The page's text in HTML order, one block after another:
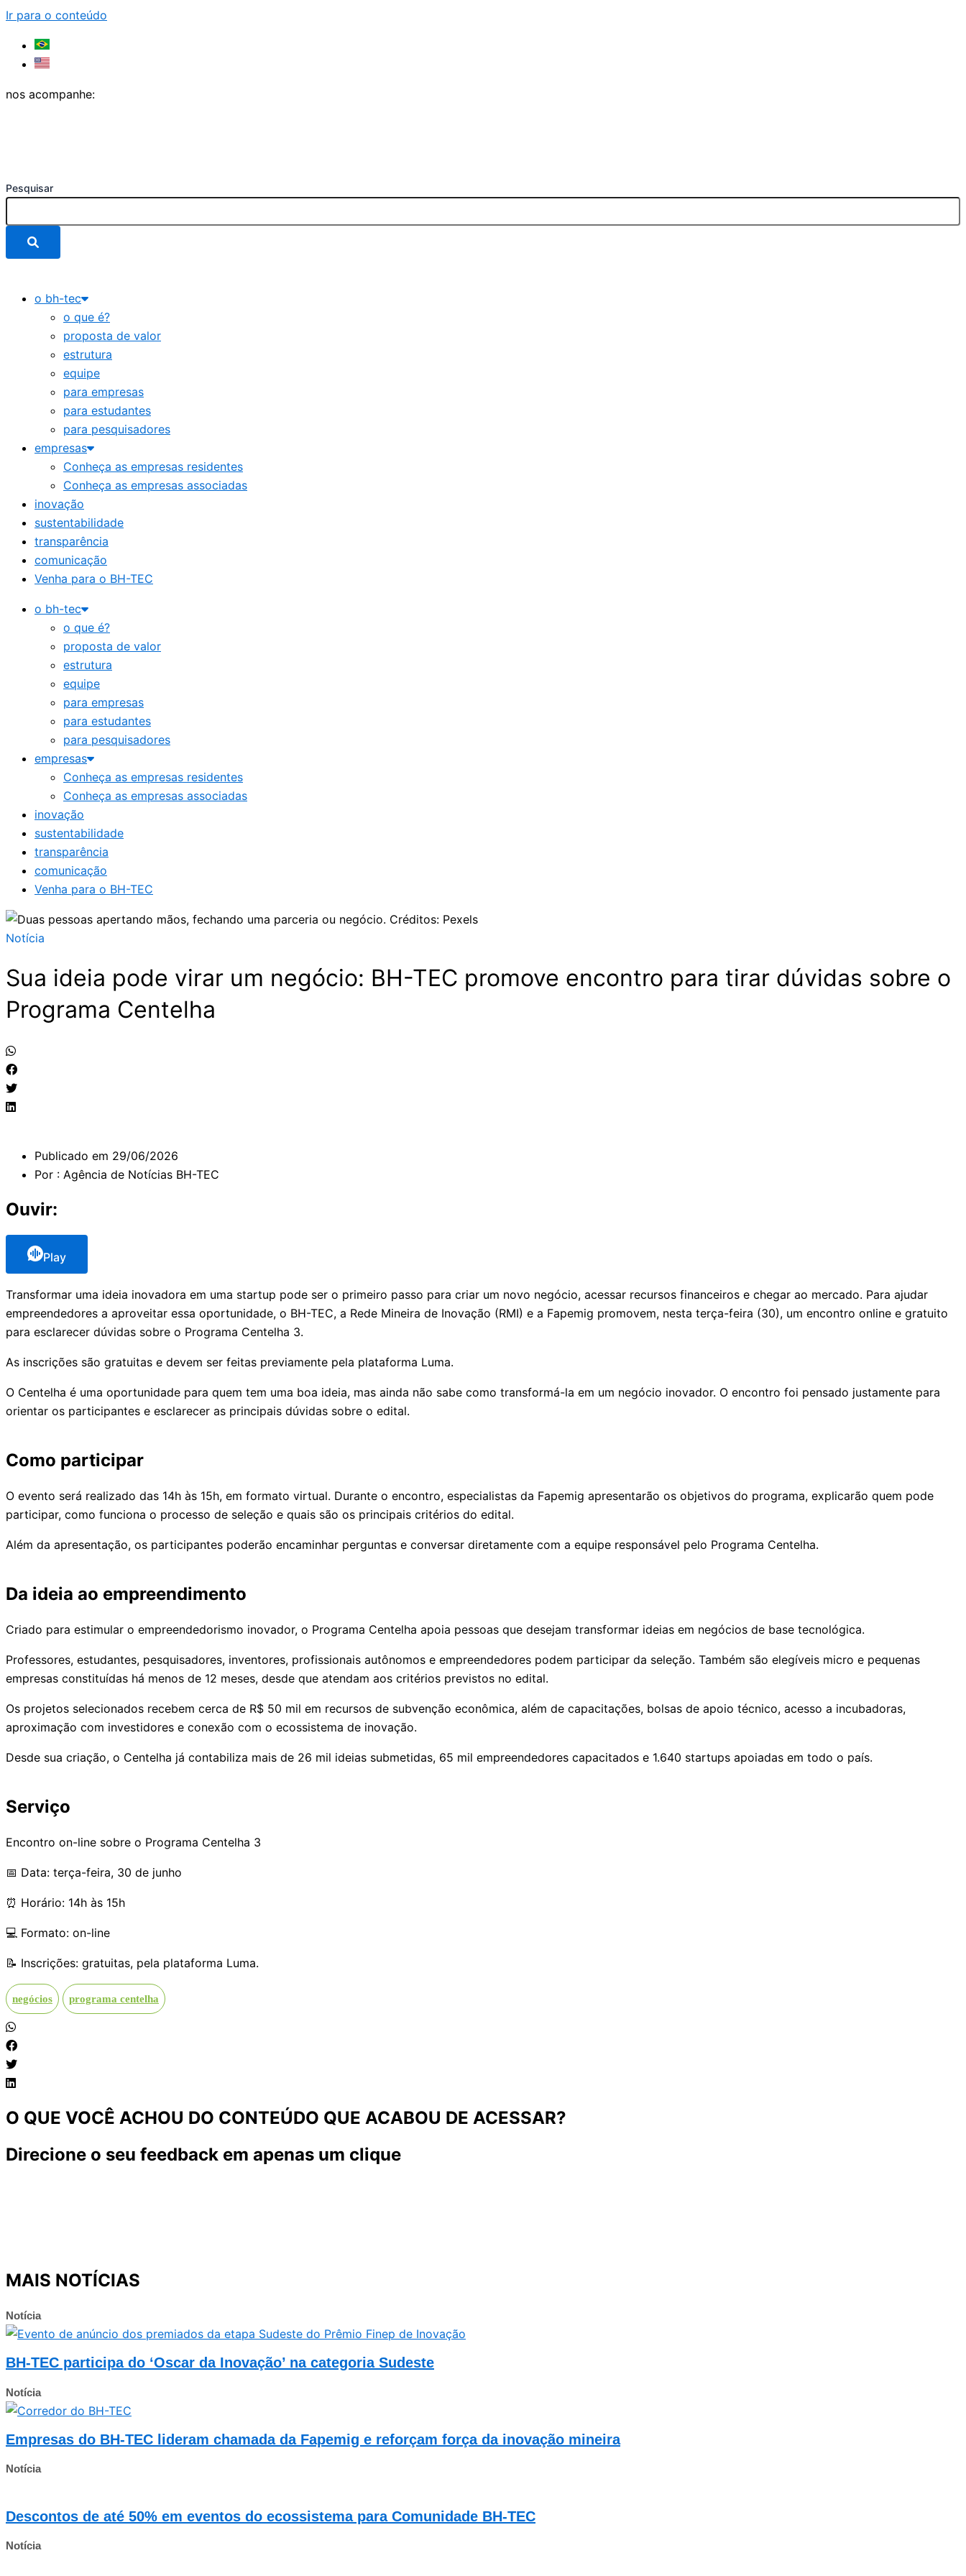
Ir para o conteúdo
nos acompanhe:
Pesquisar
o bh-tec
o que é?
proposta de valor
estrutura
equipe
para empresas
para estudantes
para pesquisadores
empresas
Conheça as empresas residentes
Conheça as empresas associadas
inovação
sustentabilidade
transparência
comunicação
Venha para o BH-TEC
o bh-tec
o que é?
proposta de valor
estrutura
equipe
para empresas
para estudantes
para pesquisadores
empresas
Conheça as empresas residentes
Conheça as empresas associadas
inovação
sustentabilidade
transparência
comunicação
Venha para o BH-TEC
Notícia
Sua ideia pode virar um negócio: BH-TEC promove encontro para tirar dúvidas sobre o
Programa Centelha
Publicado em 29/06/2026
Por : Agência de Notícias BH-TEC
Ouvir:
Play
Transformar uma ideia inovadora em uma startup pode ser o primeiro passo para criar um novo negócio, acessar recursos financeiros e chegar ao mercado. Para ajudar
empreendedores a aproveitar essa oportunidade, o BH-TEC, a Rede Mineira de Inovação (RMI) e a Fapemig promovem, nesta terça-feira (30), um encontro online e gratuito
para esclarecer dúvidas sobre o Programa Centelha 3.
As inscrições são gratuitas e devem ser feitas previamente pela plataforma Luma.
O Centelha é uma oportunidade para quem tem uma boa ideia, mas ainda não sabe como transformá-la em um negócio inovador. O encontro foi pensado justamente para
orientar os participantes e esclarecer as principais dúvidas sobre o edital.
Como participar
O evento será realizado das 14h às 15h, em formato virtual. Durante o encontro, especialistas da Fapemig apresentarão os objetivos do programa, explicarão quem pode
participar, como funciona o processo de seleção e quais são os principais critérios do edital.
Além da apresentação, os participantes poderão encaminhar perguntas e conversar diretamente com a equipe responsável pelo Programa Centelha.
Da ideia ao empreendimento
Criado para estimular o empreendedorismo inovador, o Programa Centelha apoia pessoas que desejam transformar ideias em negócios de base tecnológica.
Professores, estudantes, pesquisadores, inventores, profissionais autônomos e empreendedores podem participar da seleção. Também são elegíveis micro e pequenas
empresas constituídas há menos de 12 meses, desde que atendam aos critérios previstos no edital.
Os projetos selecionados recebem cerca de R$ 50 mil em recursos de subvenção econômica, além de capacitações, bolsas de apoio técnico, acesso a incubadoras,
aproximação com investidores e conexão com o ecossistema de inovação.
Desde sua criação, o Centelha já contabiliza mais de 26 mil ideias submetidas, 65 mil empreendedores capacitados e 1.640 startups apoiadas em todo o país.
Serviço
Encontro on-line sobre o Programa Centelha 3
📅 Data: terça-feira, 30 de junho
⏰ Horário: 14h às 15h
💻 Formato: on-line
📝 Inscrições: gratuitas, pela plataforma Luma.
negócios programa centelha
O QUE VOCÊ ACHOU DO CONTEÚDO QUE ACABOU DE ACESSAR?
Direcione o seu feedback em apenas um clique
MAIS NOTÍCIAS
Notícia
BH-TEC participa do ‘Oscar da Inovação’ na categoria Sudeste
Notícia
Empresas do BH-TEC lideram chamada da Fapemig e reforçam força da inovação mineira
Notícia
Descontos de até 50% em eventos do ecossistema para Comunidade BH-TEC
Notícia